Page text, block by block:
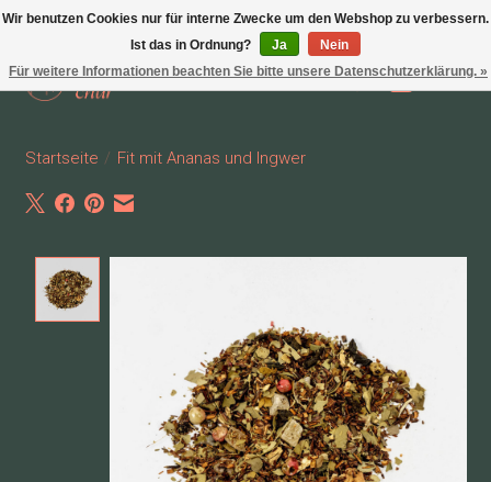
Wunschzettel
Ihr
Startseite / Fit mit Ananas und Ingwer
Wir benutzen Cookies nur für interne Zwecke um den Webshop zu verbessern.
Ist das in Ordnung?
Ja
Nein
Für weitere Informationen beachten Sie bitte unsere Datenschutzerklärung. »